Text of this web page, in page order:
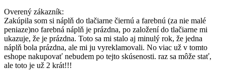
Overený zákazník:
Zakúpila som si náplň do tlačiarne čiernú a farebnú (za nie malé
peniaze)no farebná náplň je prázdna, po založení do tlačiarne mi
ukazuje, že je prázdna. Toto sa mi stalo aj minulý rok, že jedna
náplň bola prázdna, ale mi ju vyreklamovali. No viac už v tomto
eshope nakupovať nebudem po tejto skúsenosti. raz sa môže stať,
ale toto je už 2 krát!!!